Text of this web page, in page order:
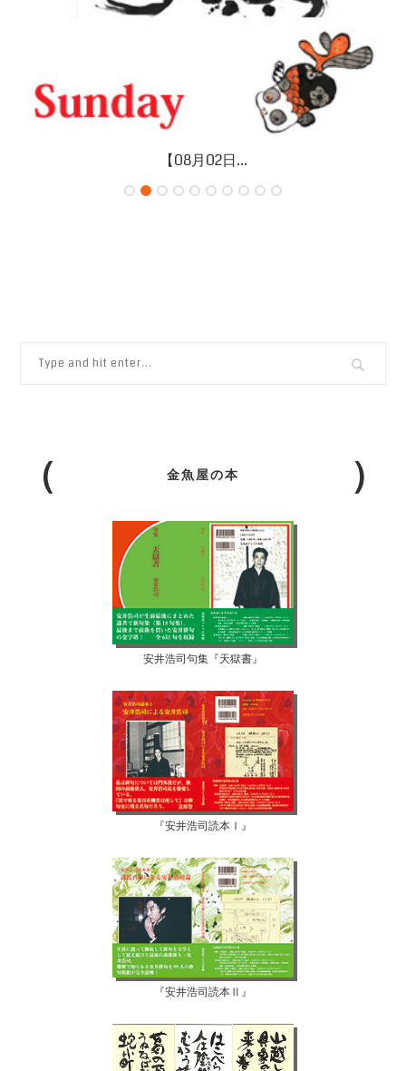
【08月02日...
金魚屋の本
安井浩司句集『天獄書』
『安井浩司読本Ⅰ』
『安井浩司読本Ⅱ』